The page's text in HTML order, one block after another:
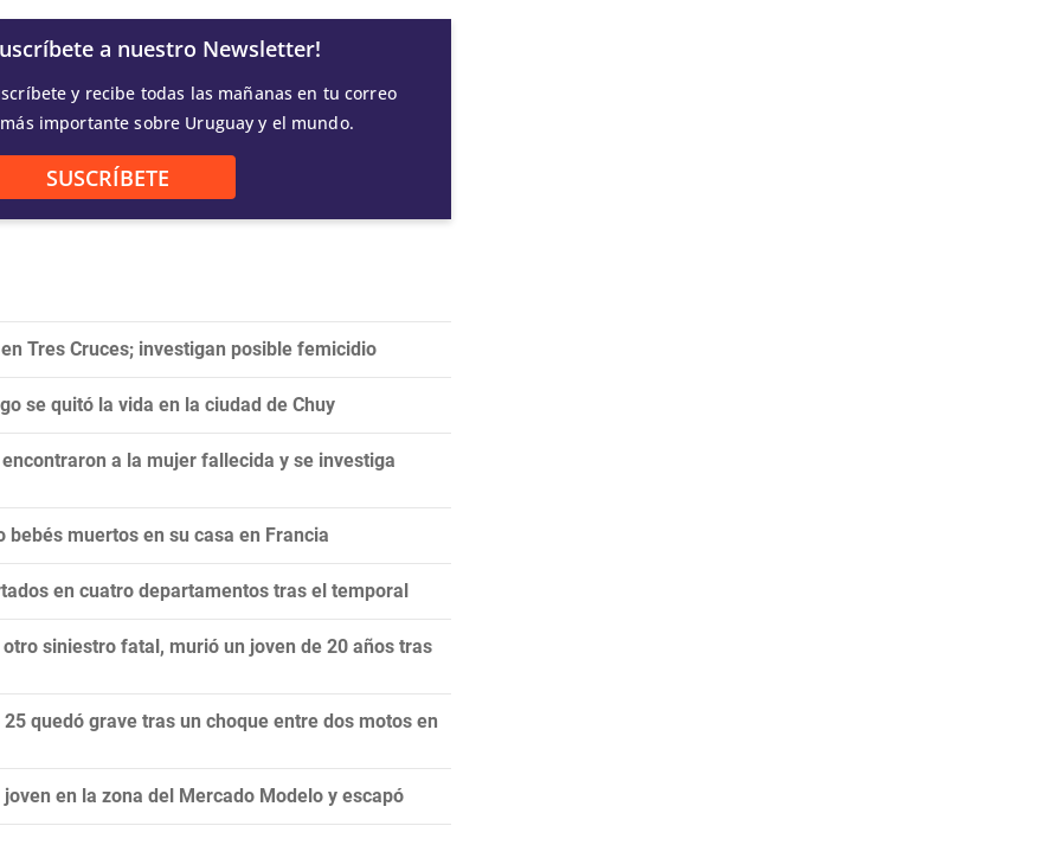
a nuestro Newsletter!
y recibe todas las mañanas en tu correo
importante sobre Uruguay y el mundo.
SUSCRÍBETE
Tres Cruces; investigan posible femicidio
se quitó la vida en la ciudad de Chuy
a la mujer fallecida y se investiga
muertos en su casa en Francia
en cuatro departamentos tras el temporal
siniestro fatal, murió un joven de 20 años tras
quedó grave tras un choque entre dos motos en
en la zona del Mercado Modelo y escapó